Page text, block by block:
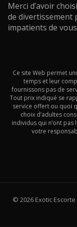
Merci d’avoir
de divertissement
impatients de
Ce site Web permet
temps et leur
fournissons pas de
Tout prix indiqué se
service offert ou quoi
choix d’adultes
individus qui n’ont
votre
© 2026 Exotic